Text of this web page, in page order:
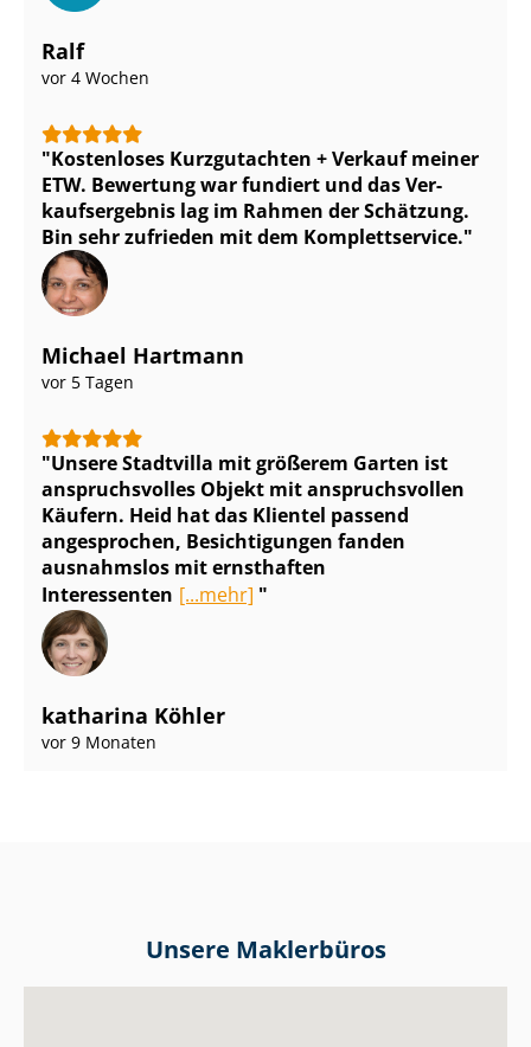
Ralf
vor 4 Wochen
Kostenloses Kurzgutachten + Verkauf meiner
ETW. Bewertung war fundiert und das Ver­
kaufs­er­geb­nis lag im Rahmen der Schätzung.
Bin sehr zufrieden mit dem Komplettservice.
Michael Hartmann
vor 5 Tagen
Unsere Stadtvilla mit größerem Garten ist
anspruchsvolles Objekt mit anspruchsvollen
Käufern. Heid hat das Klientel passend
angesprochen, Besichtigungen fanden
ausnahmslos mit ernsthaften
Interessenten [...mehr]
katharina Köhler
vor 9 Monaten
Unsere Maklerbüros